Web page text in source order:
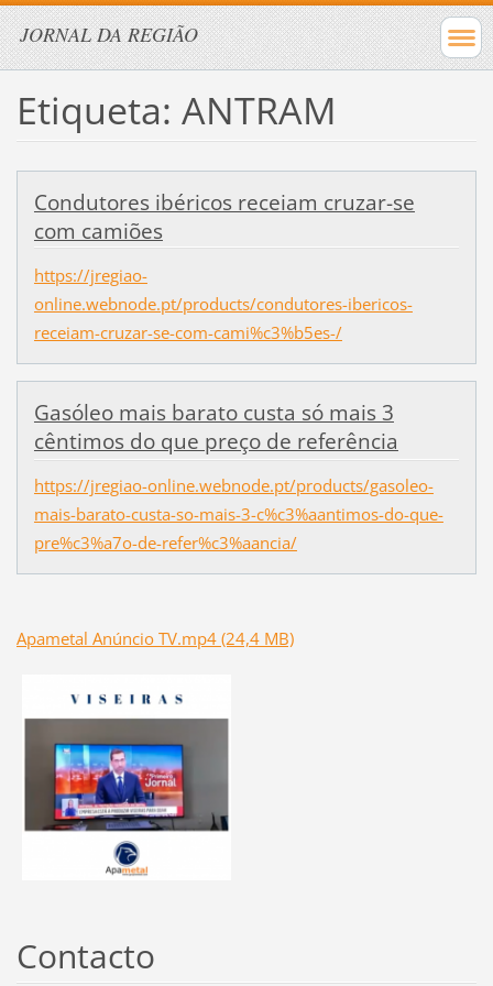
JORNAL DA REGIÃO
Etiqueta: ANTRAM
Condutores ibéricos receiam cruzar-se
com camiões
https://jregiao-
online.webnode.pt/products/condutores-ibericos-
receiam-cruzar-se-com-cami%c3%b5es-/
Gasóleo mais barato custa só mais 3
cêntimos do que preço de referência
https://jregiao-online.webnode.pt/products/gasoleo-
mais-barato-custa-so-mais-3-c%c3%aantimos-do-que-
pre%c3%a7o-de-refer%c3%aancia/
Apametal Anúncio TV.mp4 (24,4 MB)
Contacto